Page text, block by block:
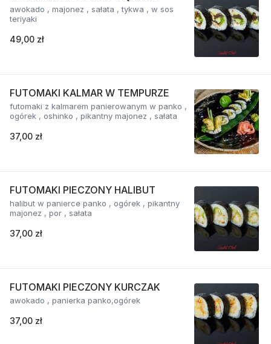
awokado , majonez , sałata , tykwa , w sos
teriyaki
49,00 zł
FUTOMAKI KALMAR W TEMPURZE
futomaki z kalmarem panierowanym w panko ,
ogórek , oshinko , pikantny majonez , sałata
37,00 zł
FUTOMAKI PIECZONY HALIBUT
halibut w panierce panko , ogórek , pikantny
majonez , por , sałata
37,00 zł
FUTOMAKI PIECZONY KURCZAK
awokado , panierka panko,ogórek
37,00 zł